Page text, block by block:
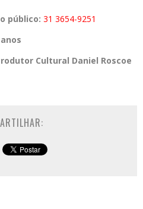
público: 31 3654-9251
Cultural Daniel Roscoe